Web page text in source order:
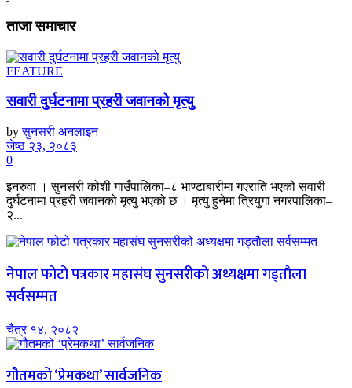
ताजा समाचार
FEATURE
सवारी दुर्घटनामा प्रहरी जवानको मृत्यु
by सुनसरी अनलाइन
जेष्ठ २३, २०८३
0
इनरुवा । सुनसरी कोशी गाउँपालिका–८ भाण्टाबारीमा गएराति भएको सवारी
दुर्घटनामा प्रहरी जवानको मृत्यु भएको छ । मृत्यु हुनेमा त्रियुगा नगरपालिका–
२...
नेपाल फोटो पत्रकार महासंघ सुनसरीको अध्यक्षमा गड्ताैला
सर्वसम्मत
चैत्र १४, २०८२
गौतमको ‘प्रेमकथा’ सार्वजनिक